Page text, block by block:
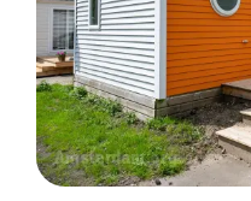
Museen
Denkmäler
Kirchen
Aussichtspunkte
Attraktionen